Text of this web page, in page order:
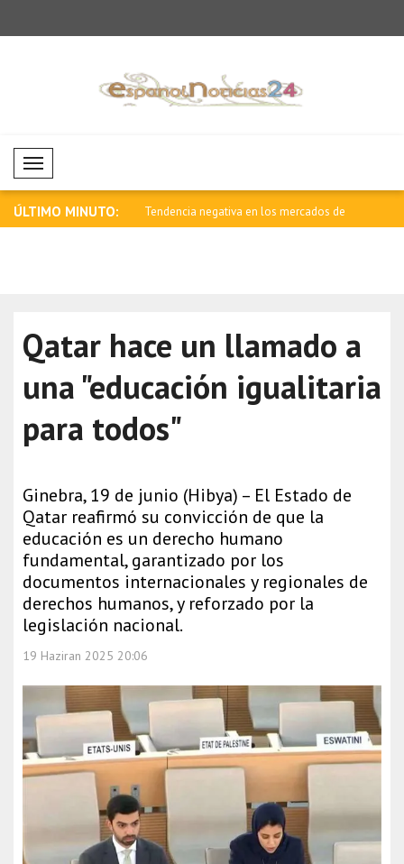
Mobil Menü
ÚLTIMO MINUTO:
un mensaje por el Día de Tendencia negativa en los mercados de
Qatar hace un llamado a
una "educación igualitaria
para todos"
Ginebra, 19 de junio (Hibya) – El Estado de
Qatar reafirmó su convicción de que la
educación es un derecho humano
fundamental, garantizado por los
documentos internacionales y regionales de
derechos humanos, y reforzado por la
legislación nacional.
19 Haziran 2025 20:06